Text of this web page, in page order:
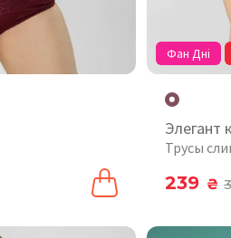
Фан Дні
Элегант
Трусы
239 ₴